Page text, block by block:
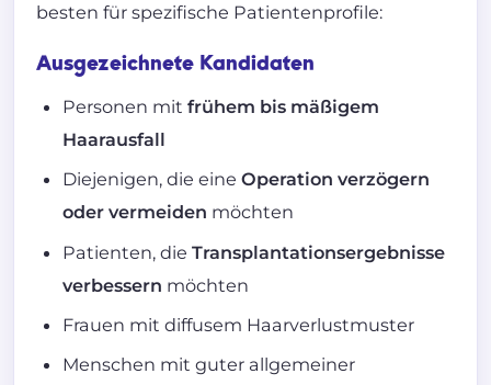
besten für spezifische Patientenprofile:
Ausgezeichnete Kandidaten
Personen mit frühem bis mäßigem
Haarausfall
Diejenigen, die eine Operation verzögern
oder vermeiden möchten
Patienten, die Transplantationsergebnisse
verbessern möchten
Frauen mit diffusem Haarverlustmuster
Menschen mit guter allgemeiner